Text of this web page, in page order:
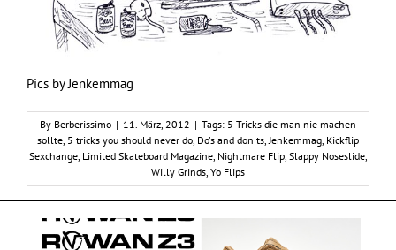
Pics byJenkemmag
By Berberissimo | 11. März, 2012 | Tags: 5 Tricks die man nie machen
sollte, 5 tricks you should never do, Do's and don'ts,Jenkemmag, Kickflip
Sexchange, Limited Skateboard Magazine, Nightmare Flip, Slappy Noseslide,
Willy Grinds, Yo Flips